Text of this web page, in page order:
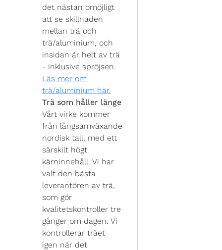
det nästan omöjligt
att se skillnaden
mellan trä och
trä/aluminium, och
insidan är helt av trä
- inklusive spröjsen.
Läs mer om
trä/aluminium här.
Trä som håller länge
Vårt virke kommer
från långsamväxande
nordisk tall, med ett
särskilt högt
kärninnehåll. Vi har
valt den bästa
leverantören av trä,
som gör
kvalitetskontroller tre
gånger om dagen. Vi
kontrollerar träet
igen när det